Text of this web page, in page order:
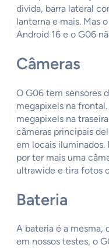
divida, barra lateral
lanterna e mais. Mas
Android 16 e o G06
Câmeras
O G06 tem sensores
megapixels na
megapixels na
câmeras principais
em locais iluminados.
por ter mais uma
ultrawide e tira fotos
Bateria
A bateria é a mesma,
em nossos testes, o